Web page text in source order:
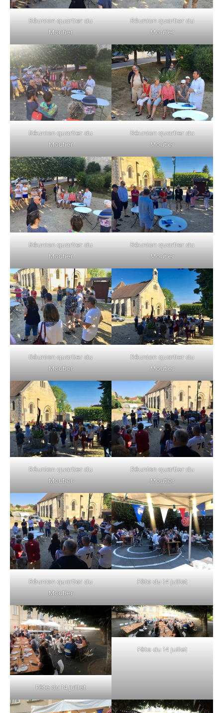
Réunion quartier du
Moutier
Réunion quartier du
Moutier
Réunion quartier du
Moutier
Réunion quartier du
Moutier
Réunion quartier du
Moutier
Réunion quartier du
Moutier
Réunion quartier du
Moutier
Réunion quartier du
Moutier
Réunion quartier du
Moutier
Réunion quartier du
Moutier
Réunion quartier du
Moutier
Fête du 14 juillet
Fête du 14 juillet
Fête du 14 juillet